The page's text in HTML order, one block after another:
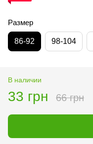
Размер
86-92 98-104
В наличии
33 грн 66 грн